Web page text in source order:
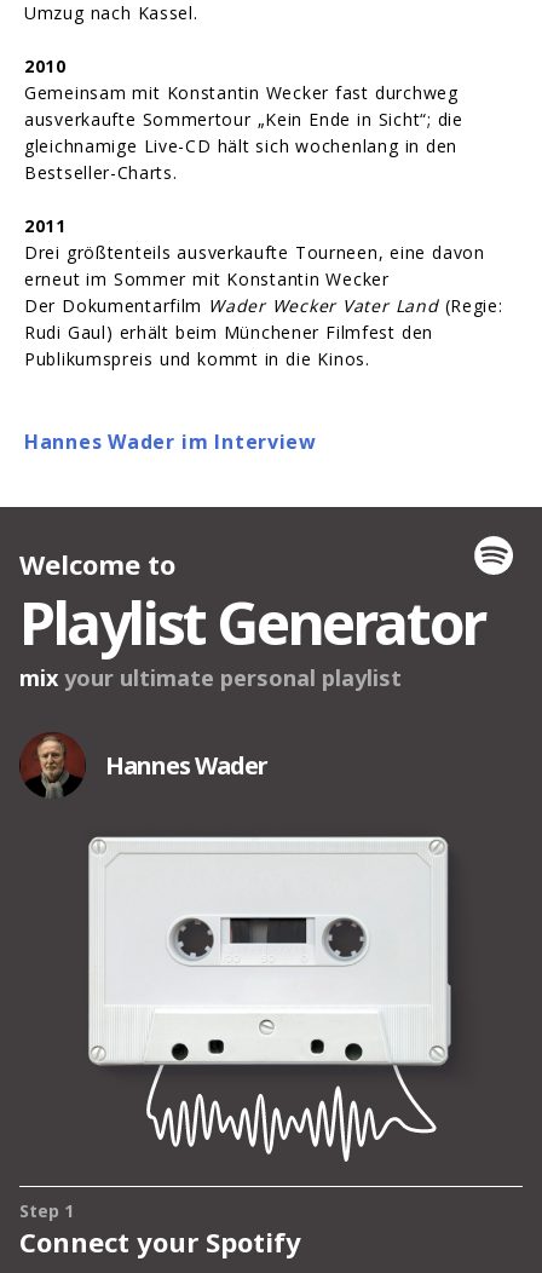
Umzug nach Kassel.
2010
Gemeinsam mit Konstantin Wecker fast durchweg
ausverkaufte Sommertour „Kein Ende in Sicht“; die
gleichnamige Live-CD hält sich wochenlang in den
Bestseller-Charts.
2011
Drei größtenteils ausverkaufte Tourneen, eine davon
erneut im Sommer mit Konstantin Wecker
Der Dokumentarfilm Wader Wecker Vater Land (Regie:
Rudi Gaul) erhält beim Münchener Filmfest den
Publikumspreis und kommt in die Kinos.
Hannes Wader im Interview